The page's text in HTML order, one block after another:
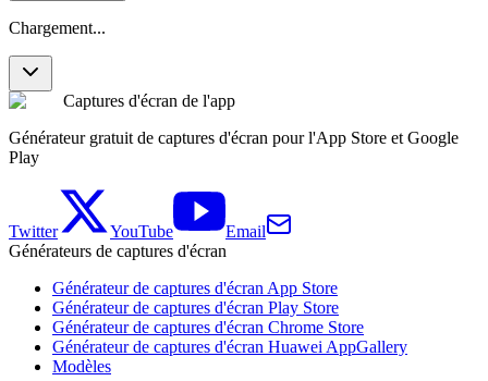
Chargement...
Captures d'écran de l'app
Générateur gratuit de captures d'écran pour l'App Store et Google
Play
Twitter YouTube
Email
Générateurs de captures d'écran
Générateur de captures d'écran App Store
Générateur de captures d'écran Play Store
Générateur de captures d'écran Chrome Store
Générateur de captures d'écran Huawei AppGallery
Modèles